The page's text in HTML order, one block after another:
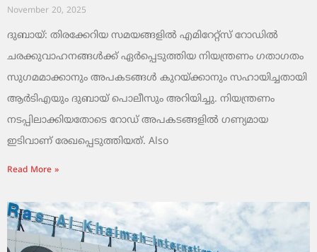
November 20, 2025
ദുബായ്: തിരക്കേറിയ സമയങ്ങളിൽ എമിറേറ്റ്സ് റോഡിൽ
ചരക്കുവാഹനങ്ങൾക്ക് ഏർപ്പെടുത്തിയ നിയന്ത്രണം ഗതാഗതം
സുഗമമാക്കാനും അപകടങ്ങൾ കുറയ്ക്കാനും സഹായിച്ചതായി
ആർടിഎയും ദുബായ് പൊലീസും അറിയിച്ചു. നിയന്ത്രണം
നടപ്പിലാക്കിയതോടെ റോഡ് അപകടങ്ങളിൽ ഗണ്യമായ
ഇടിവാണ് രേഖപ്പെടുത്തിയത്. Also
Read More »